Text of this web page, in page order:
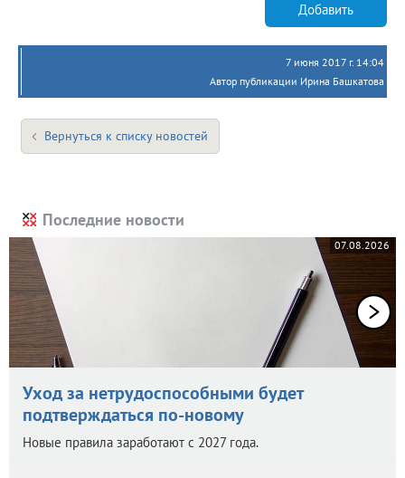
Добавить
7 июня 2017 г. 14:04
Автор публикации Ирина Башкатова
Вернуться к списку новостей
Последние новости
07.08.2026
Уход за нетрудоспособными будет
подтверждаться по-новому
Новые правила заработают с 2027 года.